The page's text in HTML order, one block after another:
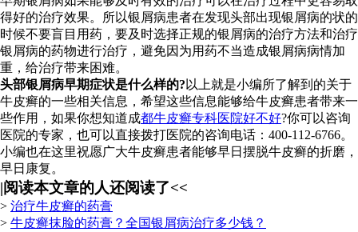
得好的治疗效果。所以银屑病患者在发现头部出现银屑病的状的
时候不要盲目用药，要及时选择正规的银屑病的治疗方法和治疗
银屑病的药物进行治疗，避免因为用药不当造成银屑病病情加
重，给治疗带来困难。
头部银屑病早期症状是什么样的? 以上就是小编所了解到的关于
牛皮癣的一些相关信息，希望这些信息能够给牛皮癣患者带来一
些作用，如果你想知道成都牛皮癣专科医院好不好?你可以咨询
医院的专家，也可以直接拨打医院的咨询电话：400-112-6766。
小编也在这里祝愿广大牛皮癣患者能够早日摆脱牛皮癣的折磨，
早日康复。
|阅读本文章的人还阅读了<<
> 治疗牛皮癣的药膏
> 牛皮癣抹脸的药膏？全国银屑病治疗多少钱？